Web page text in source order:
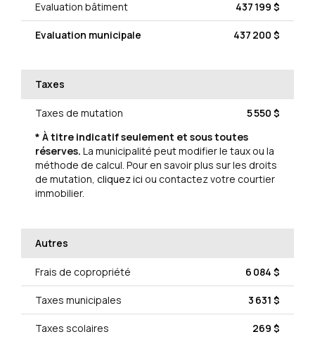
Evaluation bâtiment 437 199 $
Evaluation municipale 437 200 $
Taxes
Taxes de mutation
5 550 $
* À titre indicatif seulement et sous toutes
réserves. La municipalité peut modifier le taux ou la
méthode de calcul. Pour en savoir plus sur les droits
de mutation, cliquez ici ou contactez votre courtier
immobilier.
Autres
Frais de copropriété 6 084 $
Taxes municipales 3 631 $
Taxes scolaires 269 $